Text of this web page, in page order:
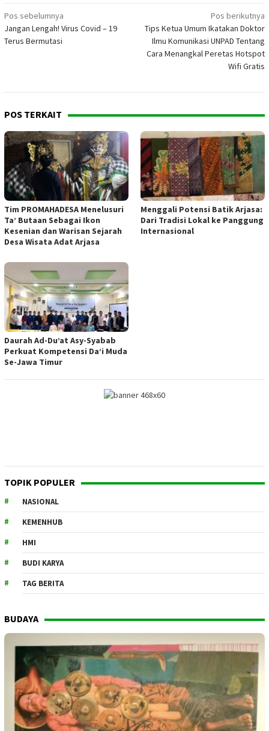
Navigasi
pos
Pos sebelumnya
Jangan Lengah! Virus Covid – 19
Terus Bermutasi
Pos berikutnya
Tips Ketua Umum Ikatakan Doktor
Ilmu Komunikasi UNPAD Tentang
Cara Menangkal Peretas Hotspot
Wifi Gratis
POS TERKAIT
Tim PROMAHADESA Menelusuri
Ta’ Butaan Sebagai Ikon
Kesenian dan Warisan Sejarah
Desa Wisata Adat Arjasa
Menggali Potensi Batik Arjasa:
Dari Tradisi Lokal ke Panggung
Internasional
Daurah Ad-Du’at Asy-Syabab
Perkuat Kompetensi Da’i Muda
Se-Jawa Timur
TOPIK POPULER
NASIONAL
KEMENHUB
HMI
BUDI KARYA
TAG BERITA
BUDAYA